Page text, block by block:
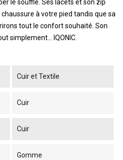
le souffle. Ses lacets et son zip
à votre pied tandis que sa
tout le confort souhaité. Son
simplement... IQONIC.
Cuir et Textile
Cuir
Cuir
Gomme